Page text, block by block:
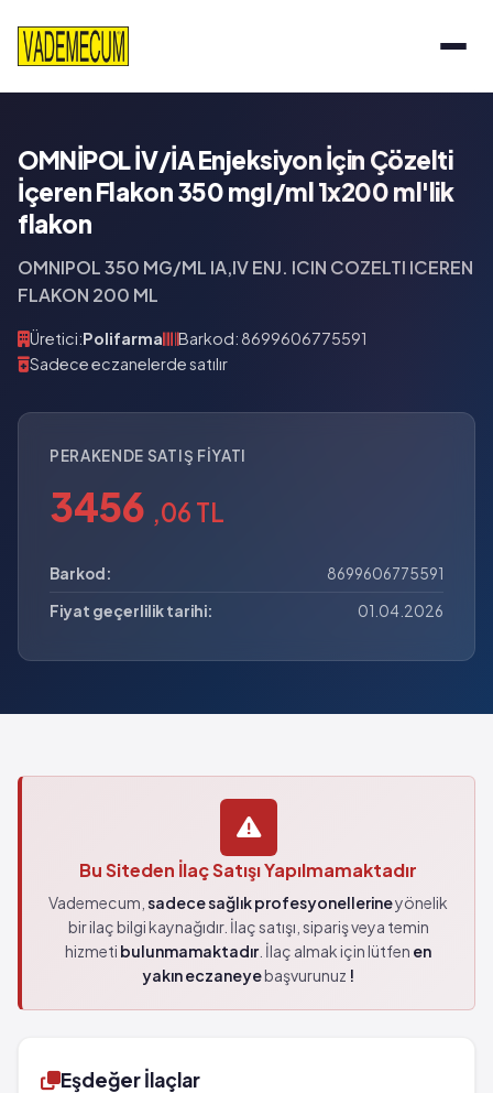
OMNİPOL İV/İA Enjeksiyon İçin Çözelti
İçeren Flakon 350 mgI/ml 1x200 ml'lik
flakon
OMNIPOL 350 MG/ML IA,IV ENJ. ICIN COZELTI ICEREN
FLAKON 200 ML
Üretici:Polifarma
Barkod: 8699606775591
Sadece eczanelerde satılır
PERAKENDE SATIŞ FIYATI
3456 ,06 TL
Barkod:
8699606775591
Fiyat geçerlilik tarihi:
01.04.2026
Bu Siteden İlaç Satışı Yapılmamaktadır
Vademecum, sadece sağlık profesyonellerineyönelik
bir ilaç bilgi kaynağıdır. İlaç satışı, sipariş veya temin
hizmeti bulunmamaktadır. İlaç almak için lütfen en
yakın eczaneyebaşvurunuz !
Eşdeğer İlaçlar